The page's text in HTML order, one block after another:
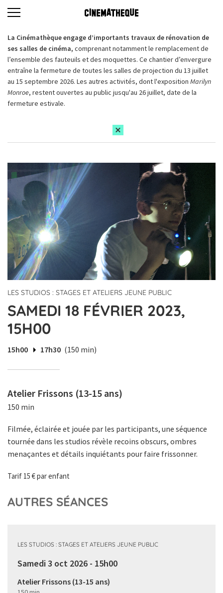
La Cinémathèque engage d’importants travaux de rénovation de
ses salles de cinéma, comprenant notamment le remplacement de
l’ensemble des fauteuils et des moquettes. Ce chantier d’envergure
entraîne la fermeture de toutes les salles de projection du 13 juillet
au 15 septembre 2026. Les autres activités, dont l'exposition Marilyn
Monroe, restent ouvertes au public jusqu'au 26 juillet, date de la
fermeture estivale.
LES STUDIOS : STAGES ET ATELIERS JEUNE PUBLIC
SAMEDI 18 FÉVRIER 2023,
15H00
15h00 17h30 (150 min)
Atelier Frissons (13-15 ans)
150 min
Filmée, éclairée et jouée par les participants, une séquence
tournée dans les studios révèle recoins obscurs, ombres
menaçantes et détails inquiétants pour faire frissonner.
Tarif 15 € par enfant
AUTRES SÉANCES
LES STUDIOS : STAGES ET ATELIERS JEUNE PUBLIC
Samedi 3 oct 2026 - 15h00
Atelier Frissons (13-15 ans)